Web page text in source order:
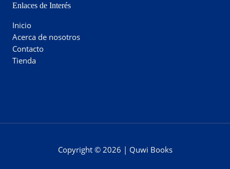
Enlaces de Interés
Inicio
Acerca de nosotros
Contacto
Tienda
Copyright © 2026 | Quwi Books